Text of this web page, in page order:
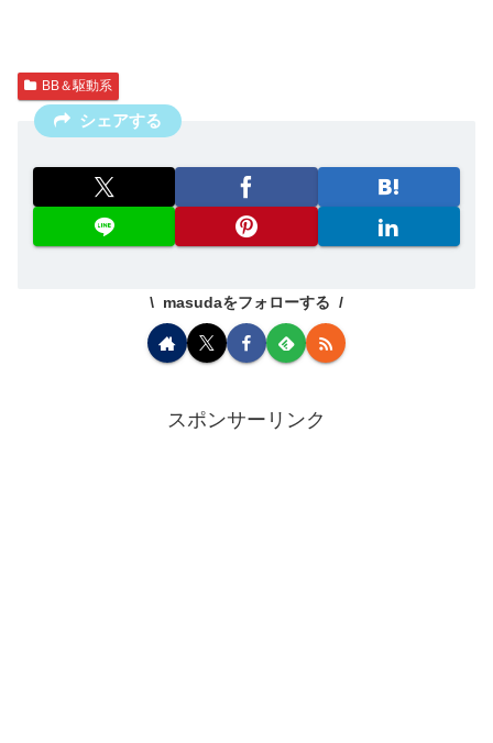
BB＆駆動系
シェアする
masudaをフォローする
スポンサーリンク